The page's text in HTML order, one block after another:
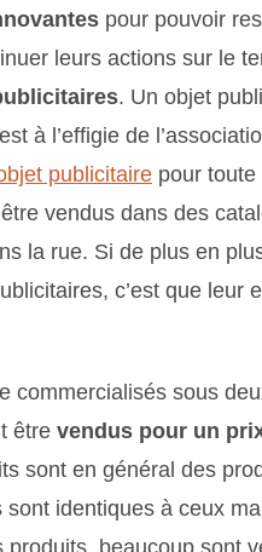
pour pouvoir
leurs actions sur le
. Un objet
à l’effigie de
publicitaire pour
vendus dans des
la rue. Si de plus en
c’est que leur
commercialisés sous
être vendus pour un
sont en général des
sont identiques à ceux
beaucoup sont